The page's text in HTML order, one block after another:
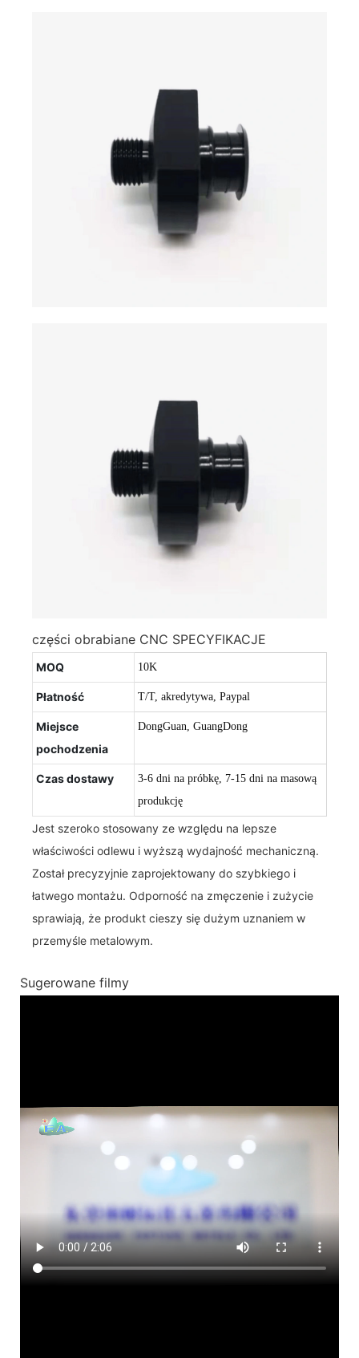
części obrabiane CNC SPECYFIKACJE
MOQ 10K
Płatność T/T, akredytywa, Paypal
Miejsce
pochodzenia
DongGuan, GuangDong
Czas dostawy
3-6 dni na próbkę, 7-15 dni na masową
produkcję
Jest szeroko stosowany ze względu na lepsze
właściwości odlewu i wyższą wydajność mechaniczną.
Został precyzyjnie zaprojektowany do szybkiego i
łatwego montażu. Odporność na zmęczenie i zużycie
sprawiają, że produkt cieszy się dużym uznaniem w
przemyśle metalowym.
Sugerowane filmy